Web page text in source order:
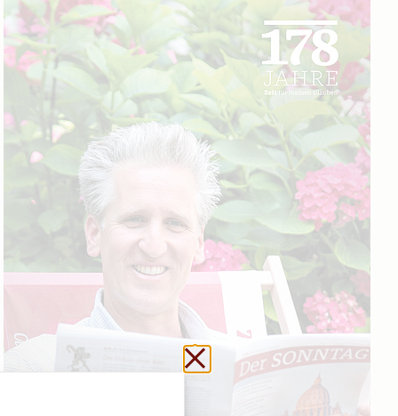
Schließen ohne zu